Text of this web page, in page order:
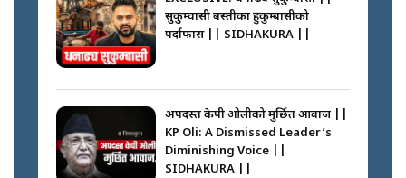
फेरि स्वर्गनर्कको यात्रामा ओली–प्रचण्ड ||
कस्तो छ नागढुङ्गा सुरुङमार्ग ? ||
SIDHAKURA ||
|| PM BALEN ADDRESS ||
SIDHAKURA ||
सुकुम्वासी बस्तीका हुकुम्बासीको
पर्दाफास || SIDHAKURA ||
अपदस्त केपी ओलीको मुर्छित आवाज ||
KP Oli: A Dismissed Leader’s
Diminishing Voice ||
SIDHAKURA ||